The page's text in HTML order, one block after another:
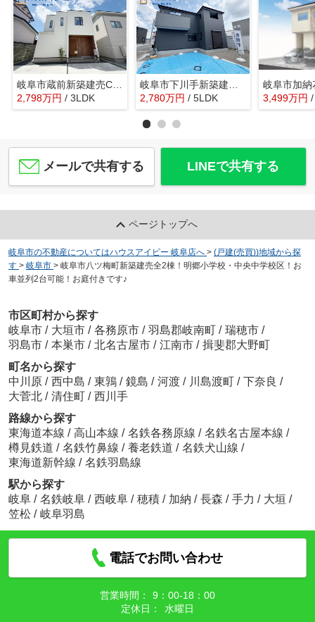
岐阜市蔵前新築建売C棟！オール電化住宅！お車スペース4台可能！手力駅まで徒歩6分です♪
2,798万円 / 3LDK
2,780万円 / 5LDK 3,499万円
メールで共有する LINEで共有する
ページトップへ
岐阜市の不動産についてはハウスアイビー 岐阜店へ > (戸建(売買))地域から探
す > 岐阜市 > 岐阜市八ツ梅町新築建売全2棟！明郷小学校・中央中学校区！お
車並列2台可能！お庭付きです♪
市区町村から探す
岐阜市 / 大垣市 / 各務原市 / 羽島郡岐南町 / 瑞穂市 /
羽島市 / 本巣市 / 北名古屋市 / 江南市 / 揖斐郡大野町
町名から探す
中川原 / 西中島 / 東鶉 / 鏡島 / 河渡 / 川島渡町 / 下奈良 /
大菅北 / 清住町 / 西川手
路線から探す
東海道本線 / 高山本線 / 名鉄各務原線 / 名鉄名古屋本線 /
樽見鉄道 / 名鉄竹鼻線 / 養老鉄道 / 名鉄犬山線 /
東海道新幹線 / 名鉄羽島線
駅から探す
岐阜 / 名鉄岐阜 / 西岐阜 / 穂積 / 加納 / 長森 / 手力 / 大垣 /
笠松 / 岐阜羽島
電話でお問い合わせ
営業時間：
9：00‐18：00
定休日：
水曜日